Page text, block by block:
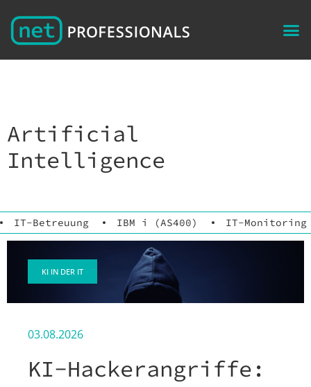
Artificial
Intelligence
IT-Betreuung IBM i (AS400) IT-Monitoring
KI IN DER IT
03.08.2026
KI-Hackerangriffe: